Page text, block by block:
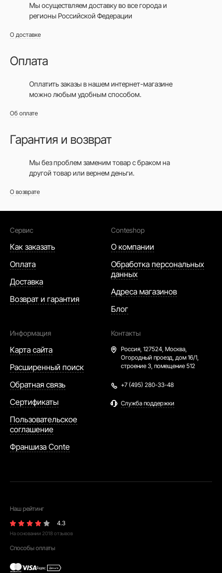
Мы осуществляем доставку во все городаи
регионы Российской Федерации
О доставке
Оплата
Оплатить заказы в нашем интернет-магазине
можно любым удобным способом.
Об оплате
Гарантия и возврат
Мы без проблем заменим товар с браком на
другой товар или вернем деньги.
О возврате
Сервис
Как заказать
Оплата
Доставка
Возврат и гарантия
Conteshop
О компании
Обработка персональных
данных
Адреса магазинов
Блог
Информация
Карта сайта
Расширенный поиск
Обратная связь
Сертификаты
Пользовательское
соглашение
Франшиза Conte
Контакты
Россия, 127524, Москва,
Огородный проезд, дом 16/1,
строение 3, помещение 512
+7 (495) 280-33-48
Служба поддержки
Наш рейтинг
4.3
На основании 2018 отзывов
Способы оплаты